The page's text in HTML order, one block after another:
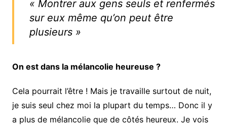
« Montrer aux gens seuls et renfermés
sur eux même qu’on peut être
plusieurs »
On est dans la mélancolie heureuse ?
Cela pourrait l’être ! Mais je travaille surtout de nuit,
je suis seul chez moi la plupart du temps… Donc il y
a plus de mélancolie que de côtés heureux. Je vois